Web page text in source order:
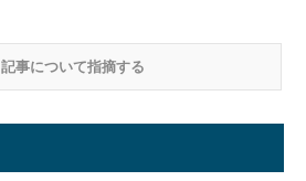
記事について指摘する